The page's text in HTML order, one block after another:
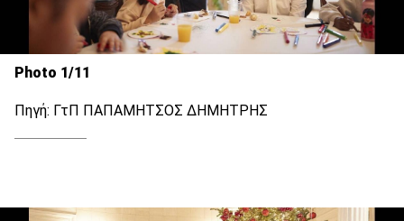
Photo 1/11
Πηγή: ΓτΠ ΠΑΠΑΜΗΤΣΟΣ ΔΗΜΗΤΡΗΣ